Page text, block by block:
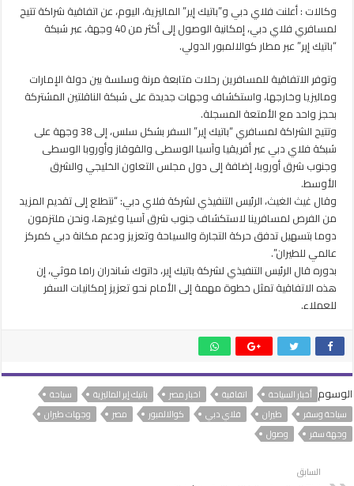
إير
الماليزية
وصول
إلى
40وجهة
كوالالمبور
مغلقة
وكالات : أعلنت فلاي دبي و”باتيك إير” الماليزية، اليوم، عن اتفاقية شراكة تتيح
لمسافري فلاي دبي، إمكانية الوصول إلى أكثر من 40 وجهة، عبر شبكة
“باتيك إير” عبر مطار كوالالمبور الدولي.
وتوفر الاتفاقية للمسافرين رحلات متابعة مرنة وسلسة بين دولة الإمارات
وماليزيا وخارجها، واستكشاف وجهات جديدة على شبكة الناقلتين المشتركة
بحجز واحد مع الأمتعة المسجلة.
وتتيح الشراكة لمسافري “باتيك إير” السفر بشكل سلس، إلى 38 وجهة على
شبكة فلاي دبي عبر أفريقيا وآسيا الوسطى والقوقاز وأوروبا الوسطى
وجنوب شرق أوروبا، إضافة إلى دول مجلس التعاون الخليجي والشرق
الأوسط.
وقال غيث الغيث، الرئيس التنفيذي لشركة فلاي دبي: “نتطلع إلى تقديم المزيد
من الفرص لمسافرينا لاستكشاف جنوب شرق آسيا وغيرها، ونحن ملتزمون
دوما بتسهيل تدفق حركة التجارة والسياحة وتعزيز ودعم مكانة دبي كمركز
عالمي للطيران”.
بدوره قال الرئيس التنفيذي لشركة باتيك إير، داتوك شاندران راما موثي، إن
هذه الاتفاقية تمثل خطوة مهمة إلى الأمام نحو تعزيز إمكانيات السفر
للعملاء.
الوسوم أخبار السياحة اتفاقية اخبار مصر باتيك إير الماليزية
سياحة
سياحة وسفر
طيران فلاي دبي كوالالمبور مصر
وجهات طيران
وجهة سفر
وصول
السابق